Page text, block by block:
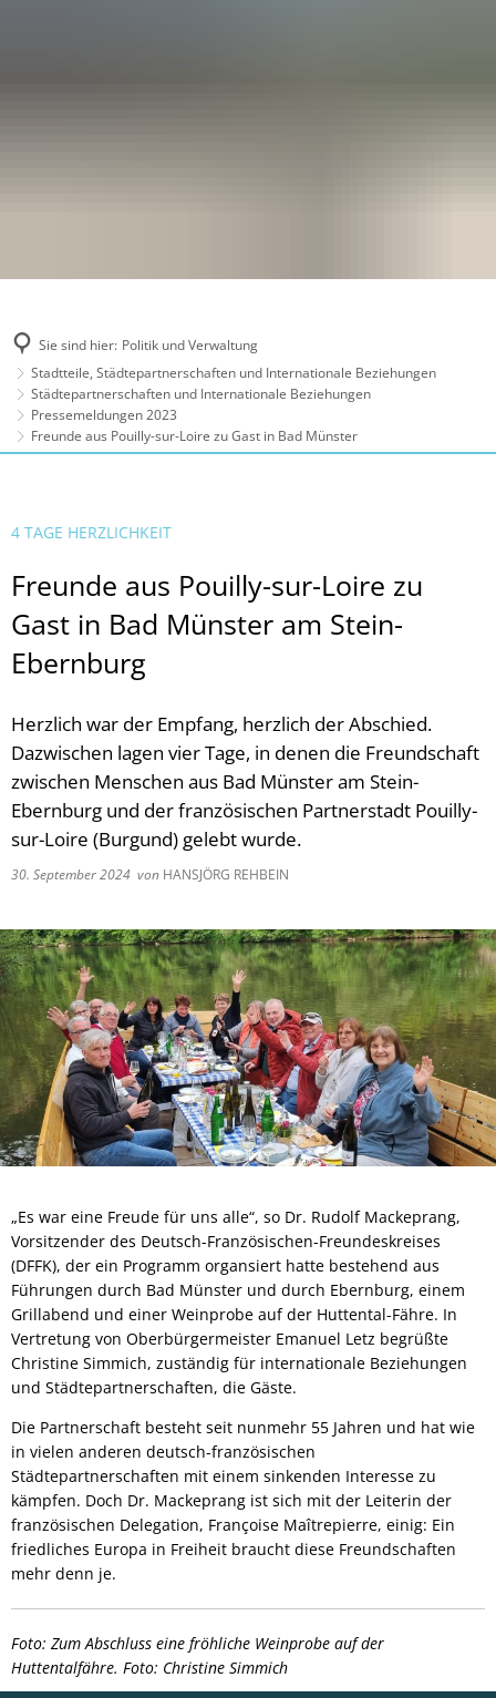
Sie sind hier: Politik und Verwaltung
Stadtteile, Städtepartnerschaften und Internationale Beziehungen
Städtepartnerschaften und Internationale Beziehungen
Pressemeldungen 2023
Freunde aus Pouilly-sur-Loire zu Gast in Bad Münster
4 TAGE HERZLICHKEIT
Freunde aus Pouilly-sur-Loire zu
Gast in Bad Münster am Stein-
Ebernburg
Herzlich war der Empfang, herzlich der Abschied.
Dazwischen lagen vier Tage, in denen die Freundschaft
zwischen Menschen aus Bad Münster am Stein-
Ebernburg und der französischen Partnerstadt Pouilly-
sur-Loire (Burgund) gelebt wurde.
30. September 2024 von HANSJÖRG REHBEIN
„Es war eine Freude für uns alle“, so Dr. Rudolf Mackeprang,
Vorsitzender des Deutsch-Französischen-Freundeskreises
(DFFK), der ein Programm organsiert hatte bestehend aus
Führungen durch Bad Münster und durch Ebernburg, einem
Grillabend und einer Weinprobe auf der Huttental-Fähre. In
Vertretung von Oberbürgermeister Emanuel Letz begrüßte
Christine Simmich, zuständig für internationale Beziehungen
und Städtepartnerschaften, die Gäste.
Die Partnerschaft besteht seit nunmehr 55 Jahren und hat wie
in vielen anderen deutsch-französischen
Städtepartnerschaften mit einem sinkenden Interesse zu
kämpfen. Doch Dr. Mackeprang ist sich mit der Leiterin der
französischen Delegation, Françoise Maîtrepierre, einig: Ein
friedliches Europa in Freiheit braucht diese Freundschaften
mehr denn je.
Foto: Zum Abschluss eine fröhliche Weinprobe auf der
Huttentalfähre. Foto: Christine Simmich